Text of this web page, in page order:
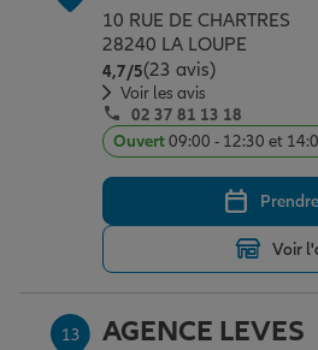
10 RUE DE CHARTRES
28240 LA LOUPE
4,7/5Note de 4.7 sur 5
(23 avis)
Voir les avis
02 37 81 13 18
Ouvert09:00 - 12:30 et
Voir
13 AGENCE LEVES